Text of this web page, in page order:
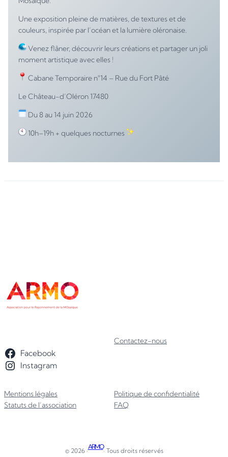
Une exposition pleine de matières, de textures et de
couleurs, inspirée par l’océan et la lumière oléronaise.
Venez flâner, découvrir leurs créations et partager un joli
moment artistique avec elles !
Cabane Temporaire n°14 – Rue du Fort Pâté
Le Château-d’Oléron 17480
Du 8 au 14 juin 2026
10h–19h + quelques nocturnes
Facebook
Instagram
Contactez-nous
Mentions légales
Statuts de l’association
Politique de confidentialité
FAQ
© 2026 ·
ARMO
· Tous droits réservés